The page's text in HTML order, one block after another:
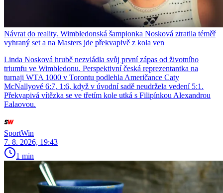
Návrat do reality. Wimbledonská šampionka Nosková ztratila téměř
vyhraný set a na Masters jde překvapivě z kola ven
Linda Nosková hrubě nezvládla svůj první zápas od životního
triumfu ve Wimbledonu. Perspektivní česká reprezentantka na
turnaji WTA 1000 v Torontu podlehla Američance Caty
McNallyové 6:7, 1:6, když v úvodní sadě neudržela vedení 5:1.
Překvapivá vítězka se ve třetím kole utká s Filipínkou Alexandrou
Ealaovou.
SportWin
7. 8. 2026, 19:43
1 min